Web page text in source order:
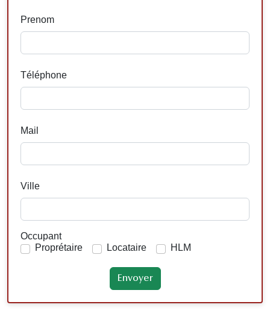
Prenom
Téléphone
Mail
Ville
Occupant
Proprétaire
Locataire HLM